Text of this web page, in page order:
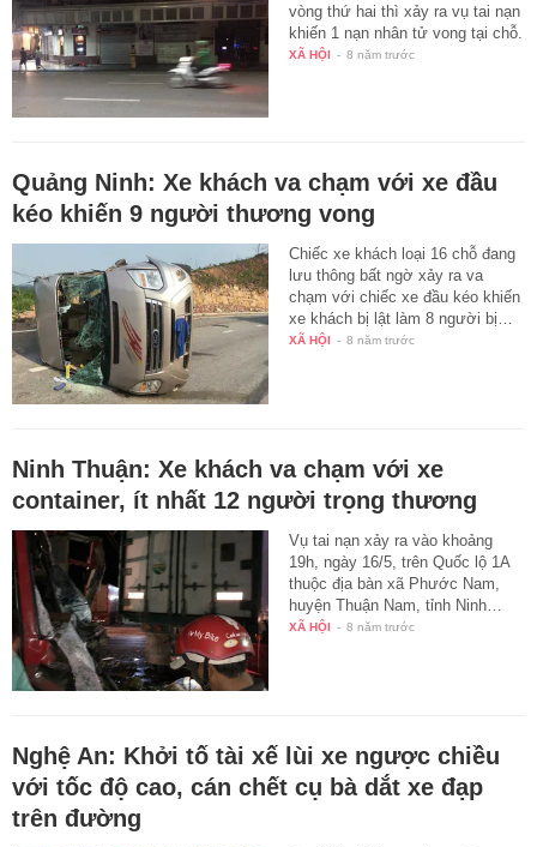
vòng thứ hai thì xảy ra vụ tai nạn
khiến 1 nạn nhân tử vong tại chỗ.
XÃ HỘI - 8 năm trước
Quảng Ninh: Xe khách va chạm với xe đầu
kéo khiến 9 người thương vong
Chiếc xe khách loại 16 chỗ đang
lưu thông bất ngờ xảy ra va
chạm với chiếc xe đầu kéo khiến
xe khách bị lật làm 8 người bị…
XÃ HỘI - 8 năm trước
Ninh Thuận: Xe khách va chạm với xe
container, ít nhất 12 người trọng thương
Vụ tai nạn xảy ra vào khoảng
19h, ngày 16/5, trên Quốc lộ 1A
thuộc địa bàn xã Phước Nam,
huyện Thuận Nam, tỉnh Ninh…
XÃ HỘI - 8 năm trước
Nghệ An: Khởi tố tài xế lùi xe ngược chiều
với tốc độ cao, cán chết cụ bà dắt xe đạp
trên đường